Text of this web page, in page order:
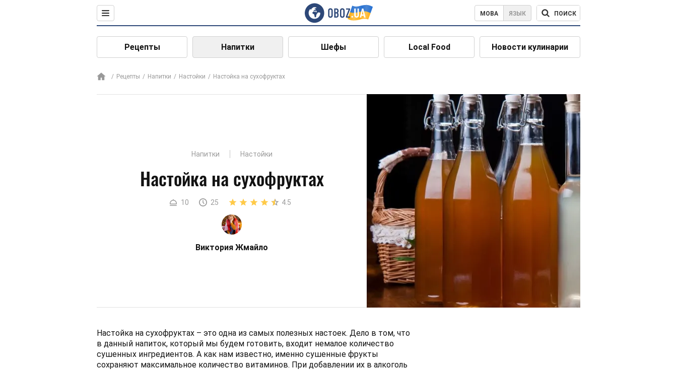
МОВА ЯЗЫК ПОИСК
Рецепты Напитки Шефы Local Food Новости кулинарии
Рецепты Напитки Настойки Настойка на сухофруктах
Напитки Настойки
Настойка на сухофруктах
10 25 4.5
Виктория Жмайло
Настойка на сухофруктах – это одна из самых полезных настоек. Дело в том, что
в данный напиток, который мы будем готовить, входит немалое количество
сушенных ингредиентов. А как нам известно, именно сушенные фрукты
сохраняют максимальное количество витаминов. При добавлении их в алкоголь